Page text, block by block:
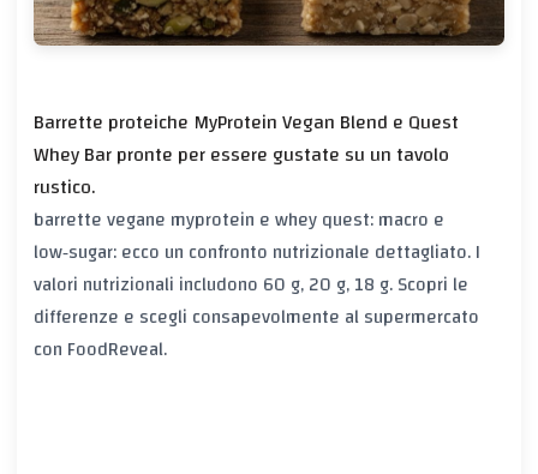
Barrette proteiche MyProtein Vegan Blend e Quest
Whey Bar pronte per essere gustate su un tavolo
rustico.
barrette vegane myprotein e whey quest: macro e
low‑sugar: ecco un confronto nutrizionale dettagliato. I
valori nutrizionali includono 60 g, 20 g, 18 g. Scopri le
differenze e scegli consapevolmente al supermercato
con FoodReveal.